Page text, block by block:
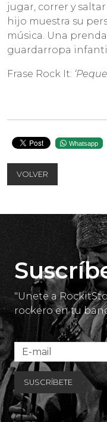
jugar, correr y
hijo muestra su
música. Una
guardarropa
Frase Rock It:
Whatsapp
VOLVER
"Unete a
rockero en tu